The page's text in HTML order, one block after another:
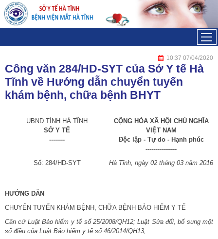
10:37 07/04/2020
Công văn 284/HD-SYT của Sở Y tế Hà
Tĩnh về Hướng dẫn chuyển tuyến
khám bệnh, chữa bệnh BHYT
UBND TỈNH HÀ TĨNH
SỞ Y TẾ
--------
CỘNG HÒA XÃ HỘI CHỦ NGHĨA
VIỆT NAM
Độc lập - Tự do - Hạnh phúc
----------------
Số: 284/HD-SYT
Hà Tĩnh, ngày 02 tháng 03 năm 2016
HƯỚNG DẪN
CHUYỂN TUYẾN KHÁM BỆNH, CHỮA BỆNH BẢO HIỂM Y TẾ
Căn cứ Luật Bảo hiểm y tế số 25/2008/QH12; Luật Sửa đổi, bổ sung một
số điều của Luật Bảo hiểm y tế số 46/2014/QH13;
Đã kết nối EMC